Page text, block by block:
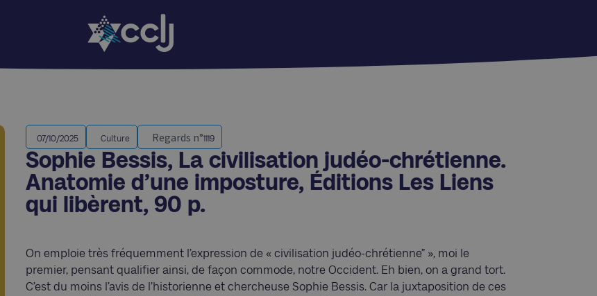
07/10/2025 Culture Regards n°1119
Sophie Bessis, La civilisation judéo-chrétienne.
Anatomie d’une imposture, Éditions Les Liens
qui libèrent, 90 p.
On emploie très fréquemment l’expression de « civilisation judéo-chrétienne” », moi le
premier, pensant qualifier ainsi, de façon commode, notre Occident. Eh bien, on a grand tort.
C’est du moins l’avis de l’historienne et chercheuse Sophie Bessis. Car la juxtaposition de ces